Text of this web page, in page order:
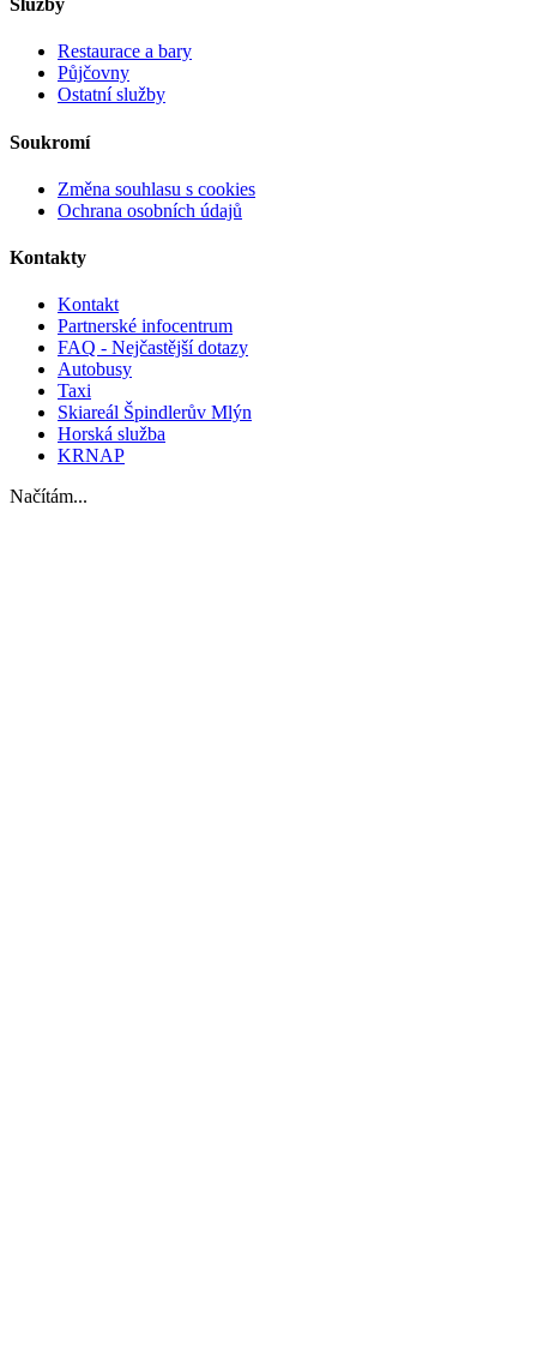
Služby
Restaurace a bary
Půjčovny
Ostatní služby
Soukromí
Změna souhlasu s cookies
Ochrana osobních údajů
Kontakty
Kontakt
Partnerské infocentrum
FAQ - Nejčastější dotazy
Autobusy
Taxi
Skiareál Špindlerův Mlýn
Horská služba
KRNAP
Načítám...